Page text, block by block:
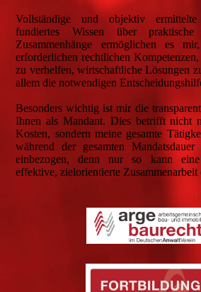
Vollständige und objektiv ermittelte
fundiertes Wissen über
Zusammenhänge ermöglichen es
erforderlichen rechtlichen
zu verhelfen, wirtschaftliche Lösungen
allem die notwendigen
Besonders wichtig ist mir die
Ihnen als Mandant. Dies betrifft nicht
Kosten, sondern meine gesamte
während der gesamten
einbezogen, denn nur so kann eine
effektive, zielorientierte Zusammenarbeit